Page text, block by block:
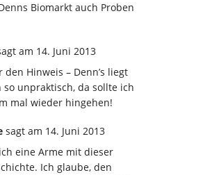
Biomarkt auch Proben
am 14. Juni 2013
den Hinweis – Denn’s liegt
unpraktisch, da sollte ich
mal wieder hingehen!
sagt am 14. Juni 2013
eine Arme mit dieser
Ich glaube, den